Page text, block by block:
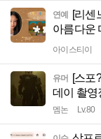
연예
[리센
아름다운
아이스티이
유머
[스포
데이 촬영
멤논 Lv.80